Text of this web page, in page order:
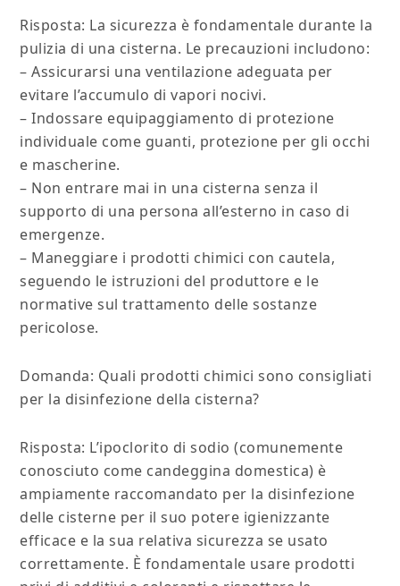
Risposta: La sicurezza è fondamentale durante la
pulizia di una cisterna. Le precauzioni includono:
– Assicurarsi una ventilazione adeguata per
evitare l’accumulo di vapori nocivi.
– Indossare equipaggiamento di protezione
individuale come guanti, protezione per gli occhi
e mascherine.
– Non entrare mai in una cisterna senza il
supporto di una persona all’esterno in caso di
emergenze.
– Maneggiare i prodotti chimici con cautela,
seguendo le istruzioni del produttore e le
normative sul trattamento delle sostanze
pericolose.
Domanda: Quali prodotti chimici sono consigliati
per la disinfezione della cisterna?
Risposta: L’ipoclorito di sodio (comunemente
conosciuto come candeggina domestica) è
ampiamente raccomandato per la disinfezione
delle cisterne per il suo potere igienizzante
efficace e la sua relativa sicurezza se usato
correttamente. È fondamentale usare prodotti